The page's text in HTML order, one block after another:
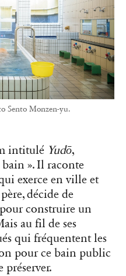
Sento Monzen-yu.
intitulé Yudō,
». Il raconte
exerce en ville et
décide de
construire un
au fil de ses
qui fréquentent les
pour ce bain public